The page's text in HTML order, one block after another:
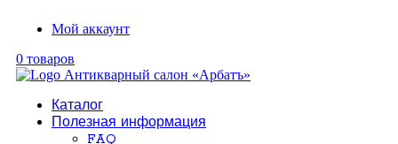
Мой аккаунт
0 товаров
Каталог
Полезная информация
FAQ